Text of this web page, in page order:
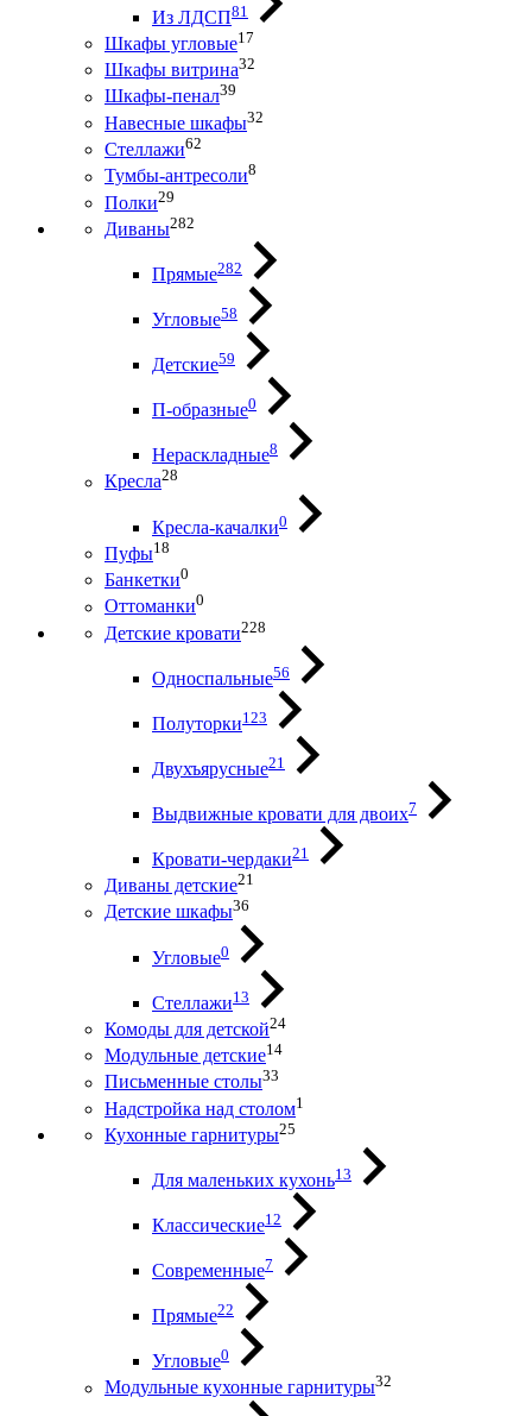
Из ЛДСП81
Шкафы угловые17
Шкафы витрина32
Шкафы-пенал39
Навесные шкафы32
Стеллажи62
Тумбы-антресоли8
Полки29
Диваны282
Прямые282
Угловые58
Детские59
П-образные0
Нераскладные8
Кресла28
Кресла-качалки0
Пуфы18
Банкетки0
Оттоманки0
Детские кровати228
Односпальные56
Полуторки123
Двухъярусные21
Выдвижные кровати для двоих7
Кровати-чердаки21
Диваны детские21
Детские шкафы36
Угловые0
Стеллажи13
Комоды для детской24
Модульные детские14
Письменные столы33
Надстройка над столом1
Кухонные гарнитуры25
Для маленьких кухонь13
Классические12
Современные7
Прямые22
Угловые0
Модульные кухонные гарнитуры32